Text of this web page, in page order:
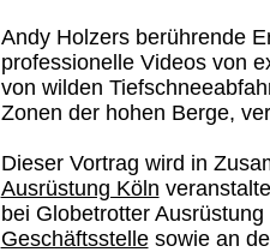
Andy Holzers berührende
professionelle Videos von
von wilden
Zonen der hohen Berge,
Dieser Vortrag wird in
Ausrüstung Köln
bei Globetrotter
Geschäftsstellesowie an